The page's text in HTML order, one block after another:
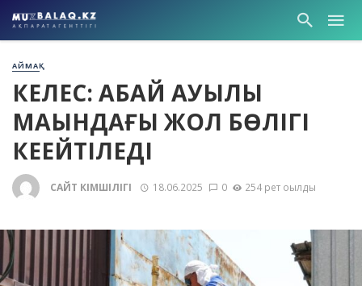
АЙМАҚ
КЕЛЕС: АБАЙ АУЫЛЫ
МАҢЫНДАҒЫ ЖОЛ БӨЛІГІ
КЕҢЕЙТІЛЕДІ
САЙТ ӘКІМШІЛІГІ 18.06.2025 0 254 рет оқылды